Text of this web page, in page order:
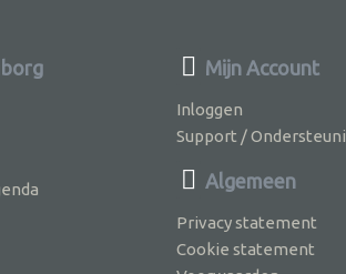
Mijn Account
Inloggen
Support /
Algemeen
Privacy statement
Cookie statement